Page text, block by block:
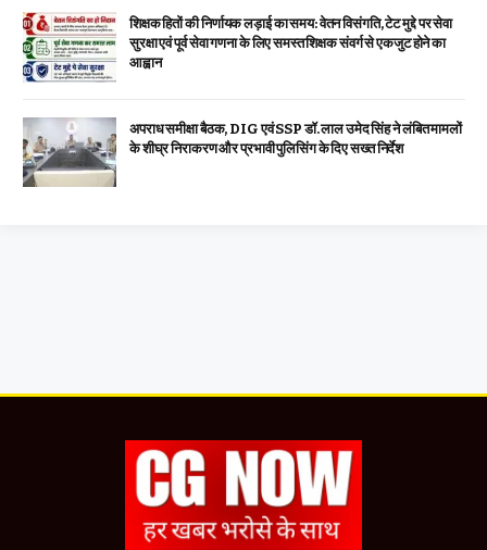
शिक्षक हितों की निर्णायक लड़ाई का समय: वेतन विसंगति, टेट मुद्दे पर सेवा
सुरक्षा एवं पूर्व सेवा गणना के लिए समस्त शिक्षक संवर्ग से एकजुट होने का
आह्वान
अपराध समीक्षा बैठक, DIG एवं SSP डॉ. लाल उमेद सिंह ने लंबित मामलों
के शीघ्र निराकरण और प्रभावी पुलिसिंग के दिए सख्त निर्देश